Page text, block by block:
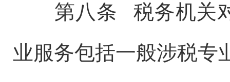
第八条 税务机关对
业服务包括一般涉税专